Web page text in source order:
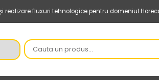
realizare fluxuri tehnologice pentru domeniul